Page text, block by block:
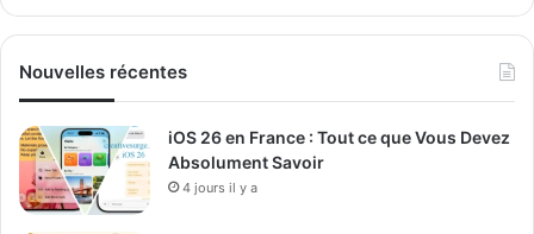
Nouvelles récentes
iOS 26 en France : Tout ce que Vous Devez
Absolument Savoir
4 jours il y a